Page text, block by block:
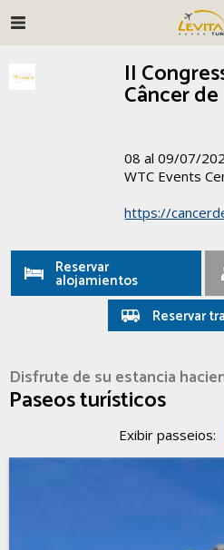
II
Câncer
08 al 09/07/
WTC Events
https://
Reservar
alojamientos
Reservar
Disfrute de su estancia
Paseos turísticos
Exibir passeios: